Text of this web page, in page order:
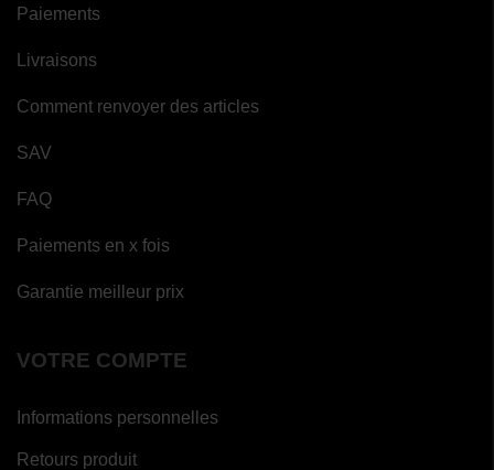
Paiements
Livraisons
Comment renvoyer des articles
SAV
FAQ
Paiements en x fois
Garantie meilleur prix
VOTRE COMPTE
Informations personnelles
Retours produit